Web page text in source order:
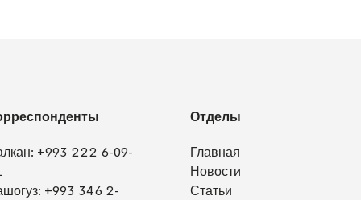
+993 222 6-09-
+993 346 2-
Отделы
Главная
Новости
Статьи